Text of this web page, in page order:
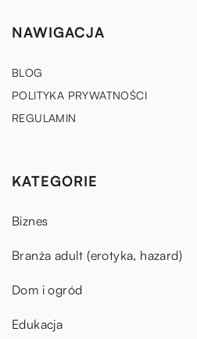
NAWIGACJA
BLOG
POLITYKA PRYWATNOŚCI
REGULAMIN
KATEGORIE
Biznes
Branża adult (erotyka, hazard)
Dom i ogród
Edukacja